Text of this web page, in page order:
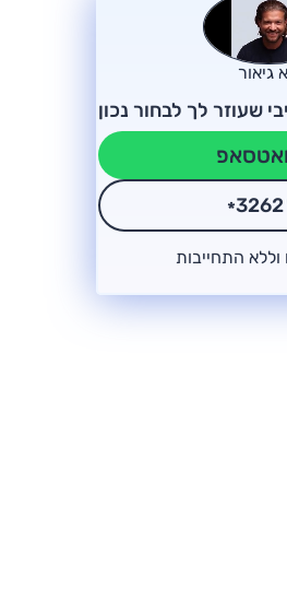
גיאור
שעוזר לך לבחור נכון
*3262
וללא התחייבות